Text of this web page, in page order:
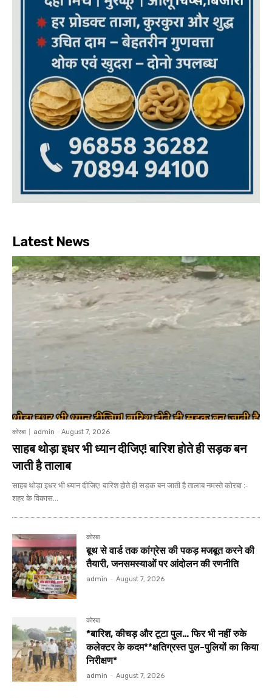
Latest News
कोरबा admin - August 7, 2026
साहब थोड़ा इधर भी ध्यान दीजिए! बारिश होते ही सड़क बन
जाती है तालाब
साहब थोड़ा इधर भी ध्यान दीजिए! बारिश होते ही सड़क बन जाती है तालाब नमस्ते कोरबा :-
शहर के विकास...
कोरबा
बूथ से वार्ड तक कांग्रेस की पकड़ मजबूत करने की
तैयारी, जनसमस्याओं पर आंदोलन की रणनीति
admin - August 7, 2026
कोरबा
*बारिश, कीचड़ और टूटा पुल… फिर भी नहीं रुके
कलेक्टर के कदम**क्षतिग्रस्त पुल-पुलियों का किया
निरीक्षण*
admin - August 7, 2026